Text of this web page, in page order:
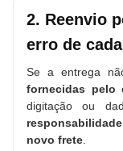
2. Reenvio
erro de
Se a entrega
fornecidas pelo
digitação ou
novo frete